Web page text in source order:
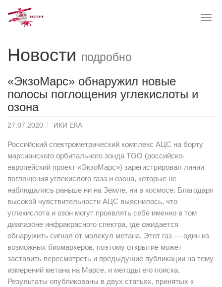
mainНовости подробно
«ЭкзоМарс» обнаружил новые
полосы поглощения углекислоты и
озона
27.07.2020 ИКИ ЕКА
Российский спектрометрический комплекс АЦС на борту
марсианского орбитального зонда TGO (российско-
европейский проект «ЭкзоМарс») зарегистрировал линии
поглощения углекислого газа и озона, которые не
наблюдались раньше ни на Земле, ни в космосе. Благодаря
высокой чувствительности АЦС выяснилось, что
углекислота и озон могут проявлять себе именно в том
диапазоне инфракрасного спектра, где ожидается
обнаружить сигнал от молекул метана. Этот газ — один из
возможных биомаркеров, поэтому открытие может
заставить пересмотреть и предыдущие публикации на тему
измерений метана на Марсе, и методы его поиска.
Результаты опубликованы в двух статьях, принятых к